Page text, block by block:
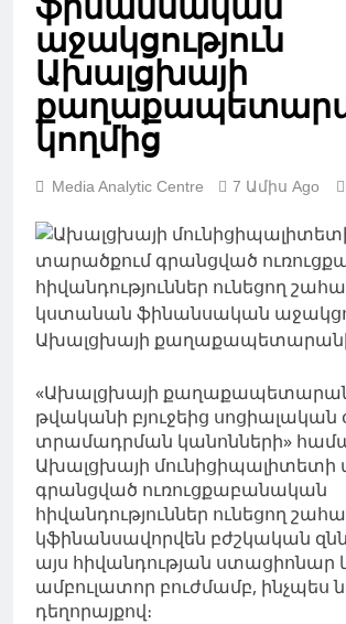
աջակցություն
Ախալցխայի
կողմից
Media Analytic Centre 7 Ամիս Ago
«Ախալցխայի
թվականի բյուջեից սոցիալական
տրամադրման կանոնների»
Ախալցխայի մունիցիպալիտետի
գրանցված ուռուցքաբանական
հիվանդություններ ունեցող
կֆինանսավորվեն բժշկական
այս հիվանդության ստացիոնար
ամբուլատոր բուժմամբ, ինչպես
դեղորայքով։